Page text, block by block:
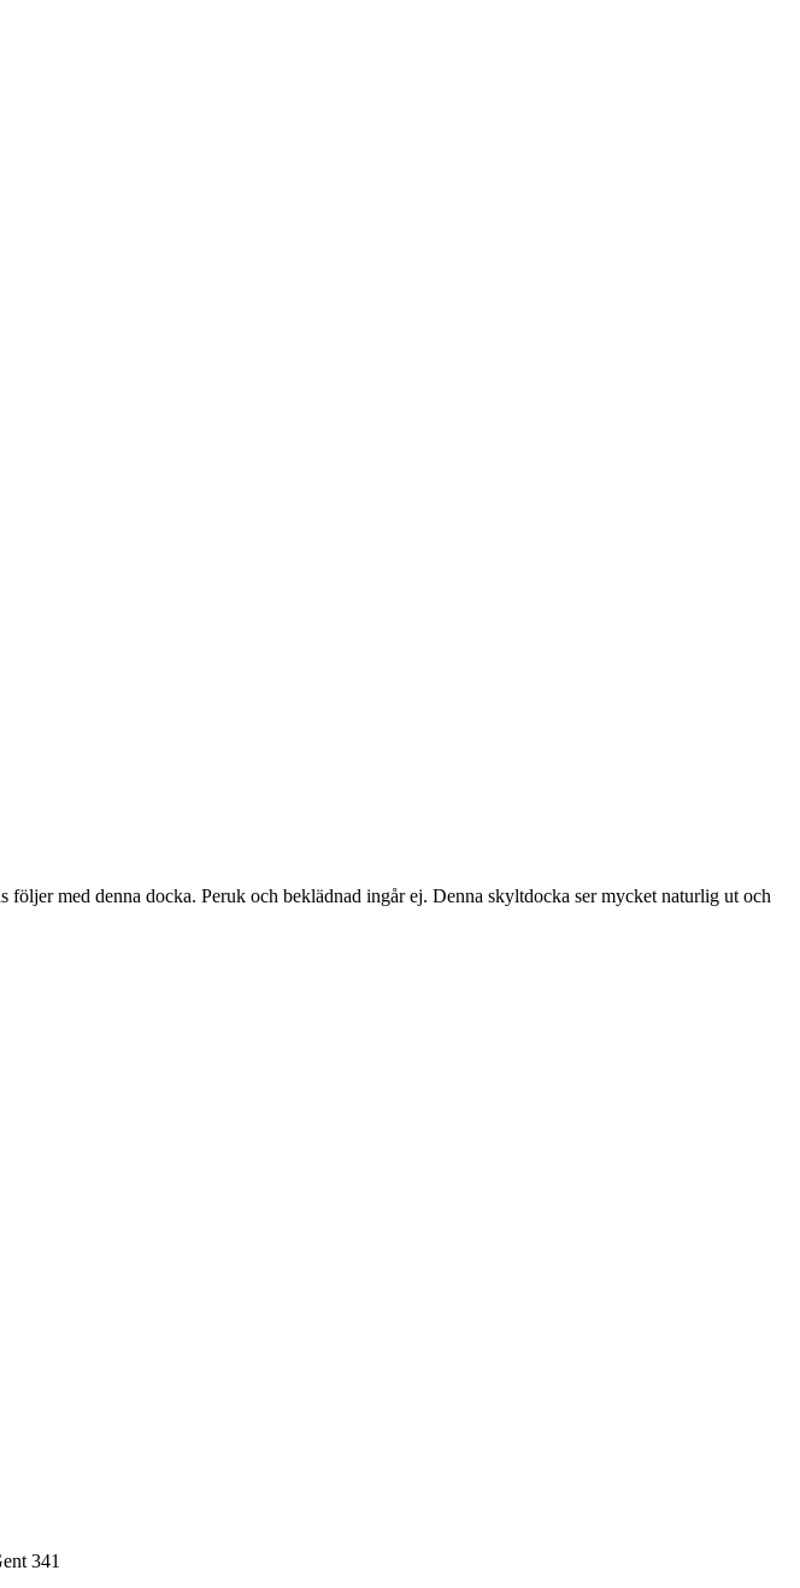
med denna docka. Peruk och beklädnad ingår ej. Denna skyltdocka ser mycket naturlig ut och